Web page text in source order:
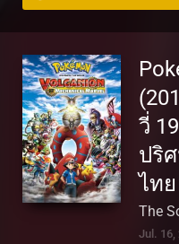
วี่
ปริ
ไทย
The
Jul. 16,